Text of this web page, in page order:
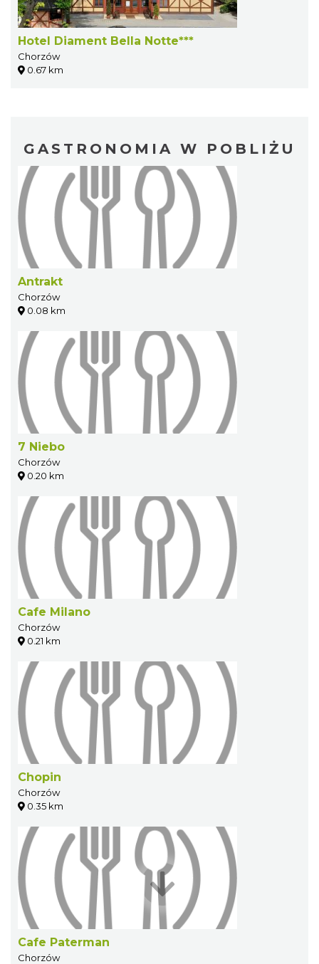
Hotel Diament Bella Notte***
Chorzów
0.67 km
GASTRONOMIA W POBLIŻU
Antrakt
Chorzów
0.08 km
7 Niebo
Chorzów
0.20 km
Cafe Milano
Chorzów
0.21 km
Chopin
Chorzów
0.35 km
Cafe Paterman
Chorzów